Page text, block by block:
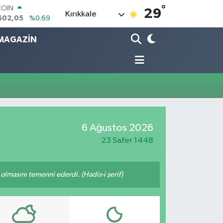
%0.69
%0.06
%0.39
Kırıkkale 29°
6 Ağustos 2026
23 Safer 1448
temenni ederdi. (Hadis-i şerif)